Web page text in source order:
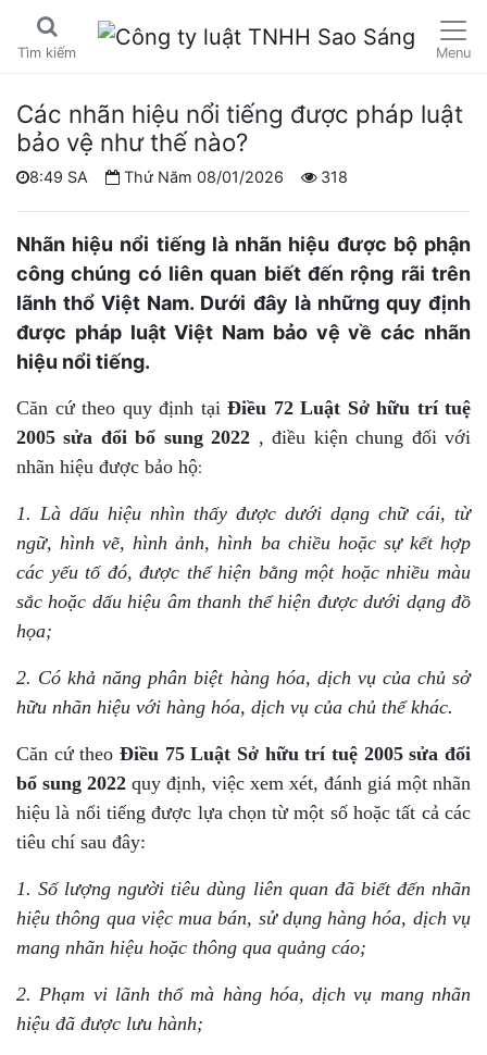
Tìm kiếm Menu
Các nhãn hiệu nổi tiếng được pháp luật
bảo vệ như thế nào?
8:49 SA Thứ Năm 08/01/2026 318
Nhãn hiệu nổi tiếng là nhãn hiệu được bộ phận
công chúng có liên quan biết đến rộng rãi trên
lãnh thổ Việt Nam. Dưới đây là những quy định
được pháp luật Việt Nam bảo vệ về các nhãn
hiệu nổi tiếng.
Căn cứ theo quy định tại Điều 72 Luật Sở hữu trí tuệ
2005 sửa đổi bổ sung 2022 , điều kiện chung đối với
nhãn hiệu được bảo hộ:
1. Là dấu hiệu nhìn thấy được dưới dạng chữ cái, từ
ngữ, hình vẽ, hình ảnh, hình ba chiều hoặc sự kết hợp
các yếu tố đó, được thể hiện bằng một hoặc nhiều màu
sắc hoặc dấu hiệu âm thanh thể hiện được dưới dạng đồ
họa;
2. Có khả năng phân biệt hàng hóa, dịch vụ của chủ sở
hữu nhãn hiệu với hàng hóa, dịch vụ của chủ thể khác.
Căn cứ theo Điều 75 Luật Sở hữu trí tuệ 2005 sửa đổi
bổ sung 2022 quy định, việc xem xét, đánh giá một nhãn
hiệu là nổi tiếng được lựa chọn từ một số hoặc tất cả các
tiêu chí sau đây:
1. Số lượng người tiêu dùng liên quan đã biết đến nhãn
hiệu thông qua việc mua bán, sử dụng hàng hóa, dịch vụ
mang nhãn hiệu hoặc thông qua quảng cáo;
2. Phạm vi lãnh thổ mà hàng hóa, dịch vụ mang nhãn
hiệu đã được lưu hành;